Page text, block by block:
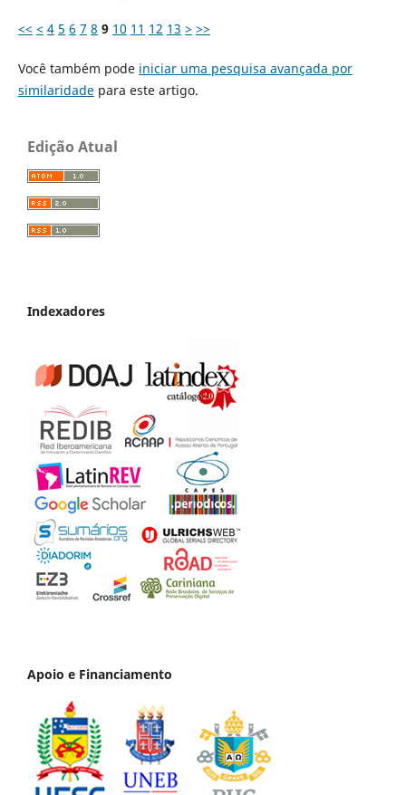
<< < 4 5 6 7 8 9 10 11 12 13 > >>
Você também pode iniciar uma pesquisa avançada por
similaridadepara este artigo.
Edição Atual
Indexadores
Apoio e Financiamento